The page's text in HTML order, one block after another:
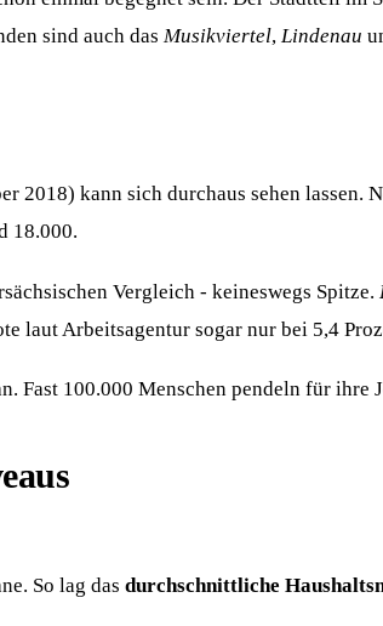
sind auch das Musikviertel, Lindenau
2018) kann sich durchaus sehen
18.000.
Vergleich - keineswegs Spitze.
laut Arbeitsagentur sogar nur bei 5,4
Fast 100.000 Menschen pendeln für ihre
So lag das durchschnittliche